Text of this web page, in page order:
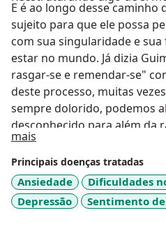
E é ao longo desse caminho
sujeito para que ele possa
com sua singularidade e
estar no mundo. Já dizia
rasgar-se e remendar-se"
deste processo, muitas
sempre dolorido, podemos
desconhecido para além da
mais
Principais doenças tratadas
Ansiedade
Dificuldades
Depressão
Sentimento